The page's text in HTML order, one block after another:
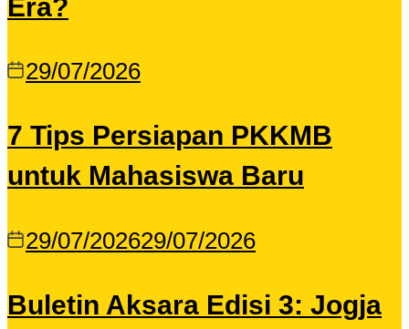
Era?
29/07/2026
7 Tips Persiapan PKKMB
untuk Mahasiswa Baru
29/07/202629/07/2026
Buletin Aksara Edisi 3: Jogja